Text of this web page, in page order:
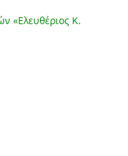
«Ελευθέριος Κ.